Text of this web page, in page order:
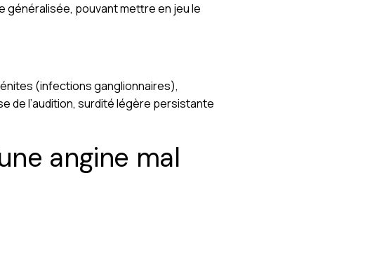
généralisée, pouvant mettre en jeu le
(infections ganglionnaires),
de l’audition, surdité légère persistante
angine mal